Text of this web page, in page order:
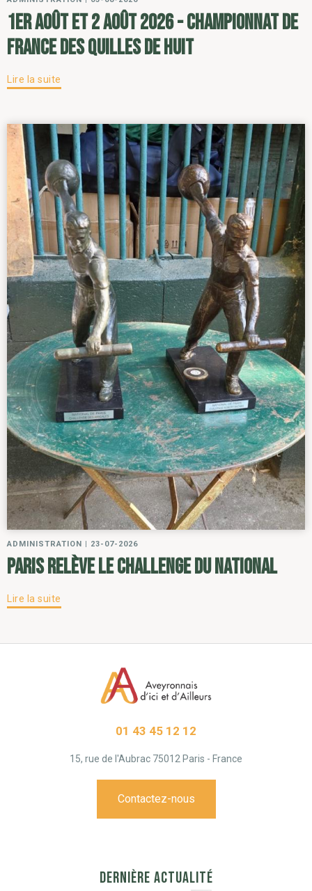
1er août et 2 août 2026 - Championnat de
France des Quilles de Huit
Lire la suite
ADMINISTRATION | 23-07-2026
Paris relève le challenge du National
Lire la suite
01 43 45 12 12
15, rue de l'Aubrac 75012 Paris - France
Contactez-nous
DERNIÈRE ACTUALITÉ